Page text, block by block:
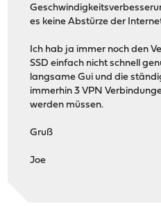
es keine Abstürze der
Ich hab ja immer noch den
SSD einfach nicht schnell
langsame Gui und die
immerhin 3 VPN
werden müssen.
Gruß
Joe